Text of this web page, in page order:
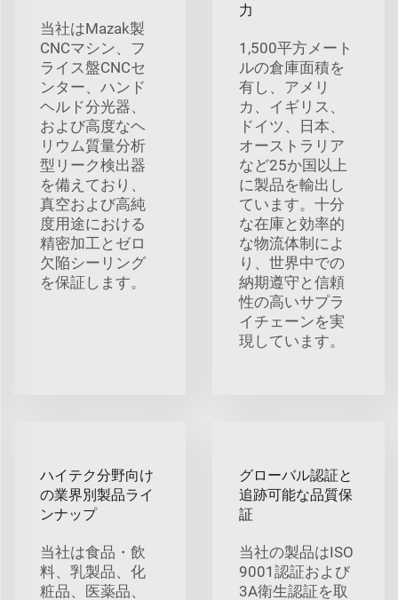
当社はMazak製
CNCマシン、フ
ライス盤CNCセ
ンター、ハンド
ヘルド分光器、
および高度なヘ
リウム質量分析
型リーク検出器
を備えており、
真空および高純
度用途における
精密加工とゼロ
欠陥シーリング
を保証します。
力
1,500平方メート
ルの倉庫面積を
有し、アメリ
カ、イギリス、
ドイツ、日本、
オーストラリア
など25か国以上
に製品を輸出し
ています。十分
な在庫と効率的
な物流体制によ
り、世界中での
納期遵守と信頼
性の高いサプラ
イチェーンを実
現しています。
ハイテク分野向け
の業界別製品ライ
ンナップ
当社は食品・飲
料、乳製品、化
粧品、医薬品、
グローバル認証と
追跡可能な品質保
証
当社の製品はISO
9001認証および
3A衛生認証を取